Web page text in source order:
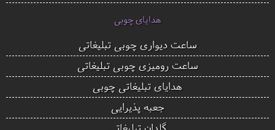
هدایای چوبی
ساعت دیواری چوبی تبلیغاتی
ساعت رومیزی چوبی تبلیغاتی
هدایای تبلیغاتی چوبی
جعبه پذیرایی